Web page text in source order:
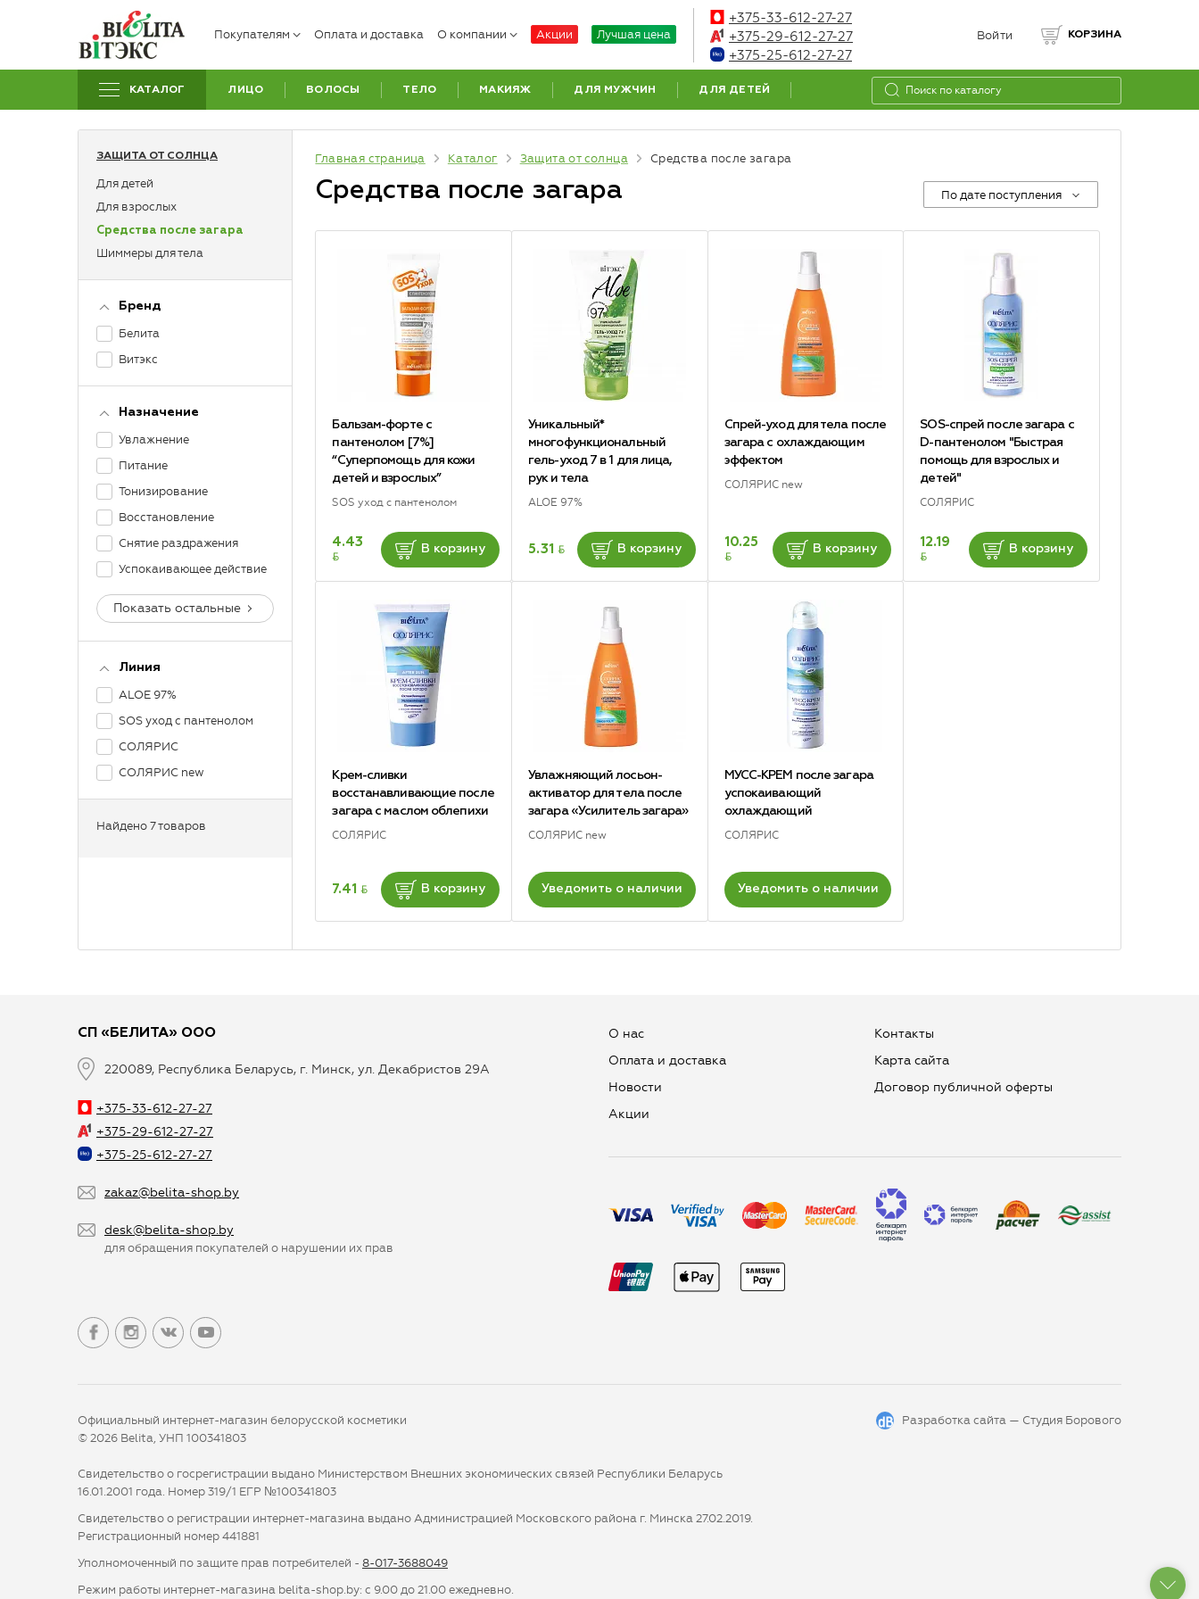
Покупателям Оплата и доставка О компании Акции Лучшая цена
+375-33-612-27-27
+375-29-612-27-27
+375-25-612-27-27
Войти КОРЗИНА
КАТАЛОГ ЛИЦО ВОЛОСЫ ТЕЛО МАКИЯЖ ДЛЯ МУЖЧИН ДЛЯ ДЕТЕЙ
ЗАЩИТА ОТ СОЛНЦА
Для детей
Для взрослых
Средства после загара
Шиммеры для тела
Бренд
Белита
Витэкс
Назначение
Увлажнение
Питание
Тонизирование
Восстановление
Снятие раздражения
Успокаивающее действие
Показать остальные
Линия
ALOE 97%
SOS уход с пантенолом
СОЛЯРИС
СОЛЯРИС new
Найдено 7 товаров
Главная страница Каталог Защита от солнца Средства после загара
Средства после загара По дате поступления
Бальзам-форте с
пантенолом [7%]
“Суперпомощь для кожи
детей и взрослых”
SOS уход с пантенолом
4.43
BYN В корзину
Уникальный*
многофункциональный
гель-уход 7 в 1 для лица,
рук и тела
ALOE 97%
5.31BYN В корзину
Спрей-уход для тела после
загара с охлаждающим
эффектом
СОЛЯРИС new
10.25
BYN В корзину
SOS-спрей после загара с
D-пантенолом "Быстрая
помощь для взрослых и
детей"
СОЛЯРИС
12.19
BYN В корзину
Крем-сливки
восстанавливающие после
загара с маслом облепихи
СОЛЯРИС
7.41BYN В корзину
Увлажняющий лосьон-
активатор для тела после
загара «Усилитель загара»
СОЛЯРИС new
Уведомить о наличии
МУСС-КРЕМ после загара
успокаивающий
охлаждающий
СОЛЯРИС
Уведомить о наличии
СП «БЕЛИТА» ООО
220089, Республика Беларусь, г. Минск, ул. Декабристов 29А
+375-33-612-27-27
+375-29-612-27-27
+375-25-612-27-27
zakaz@belita-shop.by
desk@belita-shop.by
для обращения покупателей о нарушении их прав
О нас
Оплата и доставка
Новости
Aкции
Контакты
Карта сайта
Договор публичной оферты
Официальный интернет-магазин белорусской косметики
© 2026 Belita, УНП 100341803
Разработка сайта — Студия Борового
Свидетельство о госрегистрации выдано Министерством Внешних экономических связей Республики Беларусь
16.01.2001 года. Номер 319/1 ЕГР №100341803
Свидетельство о регистрации интернет-магазина выдано Администрацией Московского района г. Минска 27.02.2019.
Регистрационный номер 441881
Уполномоченный по защите прав потребителей - 8-017-3688049
Режим работы интернет-магазина belita-shop.by: с 9.00 до 21.00 ежедневно.